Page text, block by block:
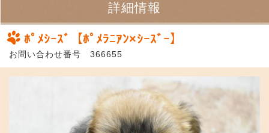
詳細情報
ﾎﾟﾒｼｰｽﾞ【ﾎﾟﾒﾗﾆｱﾝ×ｼｰｽﾞｰ】
お問い合わせ番号 366655